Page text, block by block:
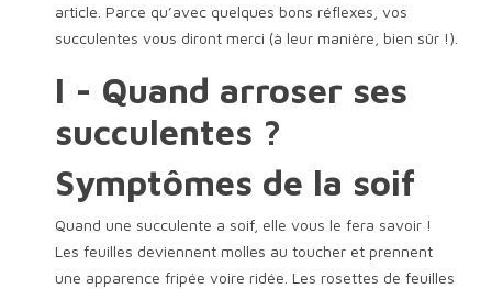
article. Parce qu’avec quelques bons réflexes, vos
succulentes vous diront merci (à leur manière, bien sûr !).
I - Quand arroser ses
succulentes ?
Symptômes de la soif
Quand une succulente a soif, elle vous le fera savoir !
Les feuilles deviennent molles au toucher et prennent
une apparence fripée voire ridée. Les rosettes de feuilles